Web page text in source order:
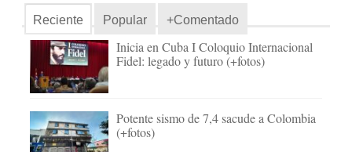
Reciente Popular +Comentado
Inicia en Cuba I Coloquio Internacional
Fidel: legado y futuro (+fotos)
Potente sismo de 7,4 sacude a Colombia
(+fotos)